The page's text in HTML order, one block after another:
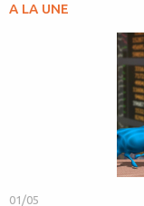
A LA UNE
01/05